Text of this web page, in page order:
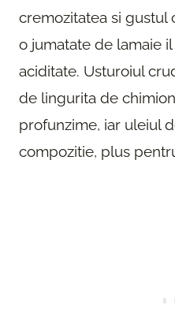
cremozitatea si gustul
o jumatate de lamaie
aciditate. Usturoiul
de lingurita de
profunzime, iar uleiul
compozitie, plus